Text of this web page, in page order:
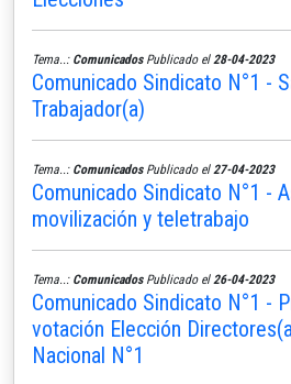
Tema..: ComunicadosPublicado el 28-04-2023
Comunicado Sindicato N°1 -
Trabajador(a)
Tema..: ComunicadosPublicado el 27-04-2023
Comunicado Sindicato N°1 -
movilización y teletrabajo
Tema..: ComunicadosPublicado el 26-04-2023
Comunicado Sindicato N°1 -
votación Elección
Nacional N°1